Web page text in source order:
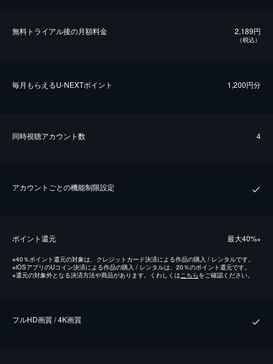
無料トライアル後の⽉額料金 2,189円
（税込）
毎⽉もらえるU-NEXTポイント 1,200円分
同時視聴アカウント数 4
アカウントごとの機能制限設定
ポイント還元 最⼤40%※
※40％ポイント還元の対象は、クレジットカード決済による作品の購入 / レンタルです。
※iOSアプリのUコイン決済による作品の購入 / レンタルは、20％のポイント還元です。
※還元の対象外となる決済方法や商品があります。くわしくは こちらをご確認ください。
フルHD画質 / 4K画質